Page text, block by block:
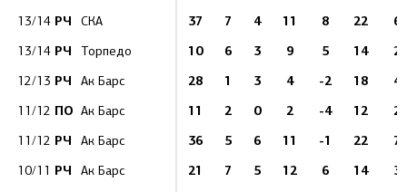
13/14 РЧ СКА 37 7 4 11 8 22 64
13/14 РЧ Торпедо 10 6 3 9 5 14 29
12/13 РЧ Ак Барс 28 1 3 4 -2 18 40
11/12 ПО Ак Барс 11 2 0 2 -4 12 27
11/12 РЧ Ак Барс 36 5 6 11 -1 22 71
10/11 РЧ Ак Барс 21 7 5 12 6 14 38